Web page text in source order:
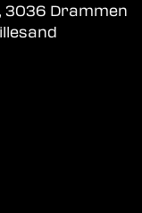
3036 Drammen